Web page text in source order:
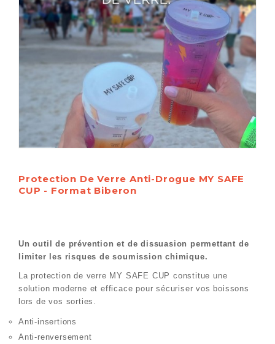
Protection De Verre Anti-Drogue MY SAFE
CUP - Format Biberon
Un outil de prévention et de dissuasion permettant de
limiter les risques de soumission chimique.
La protection de verre MY SAFE CUP constitue une
solution moderne et efficace pour sécuriser vos boissons
lors de vos sorties.
Anti-insertions
Anti-renversement